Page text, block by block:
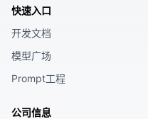
快速入口
开发文档
模型广场
Prompt工程
公司信息